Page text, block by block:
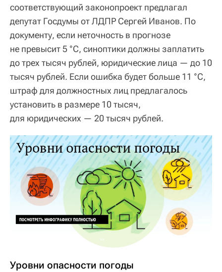
соответствующий законопроект предлагал
депутат Госдумы от ЛДПР Сергей Иванов. По
документу, если неточность в прогнозе
не превысит 5 °C, синоптики должны заплатить
до трех тысяч рублей, юридические лица — до 10
тысяч рублей. Если ошибка будет больше 11 °C,
штраф для должностных лиц предлагалось
установить в размере 10 тысяч,
для юридических — 20 тысяч рублей.
Уровни опасности погоды